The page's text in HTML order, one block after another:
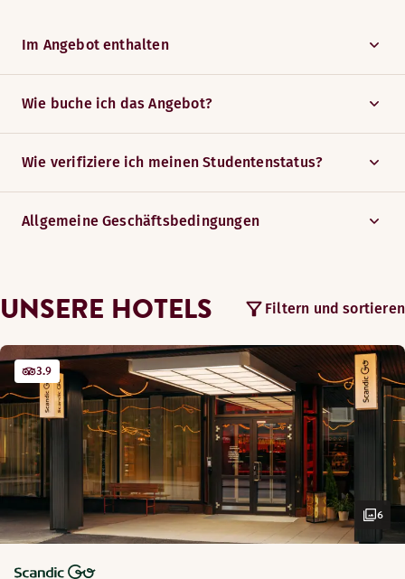
Im Angebot enthalten
Wie buche ich das Angebot?
Wie verifiziere ich meinen Studentenstatus?
Allgemeine Geschäftsbedingungen
UNSERE HOTELS Filtern und sortieren
6
3.9